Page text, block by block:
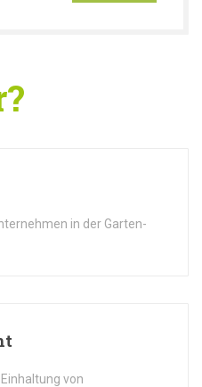
in der Garten-
von